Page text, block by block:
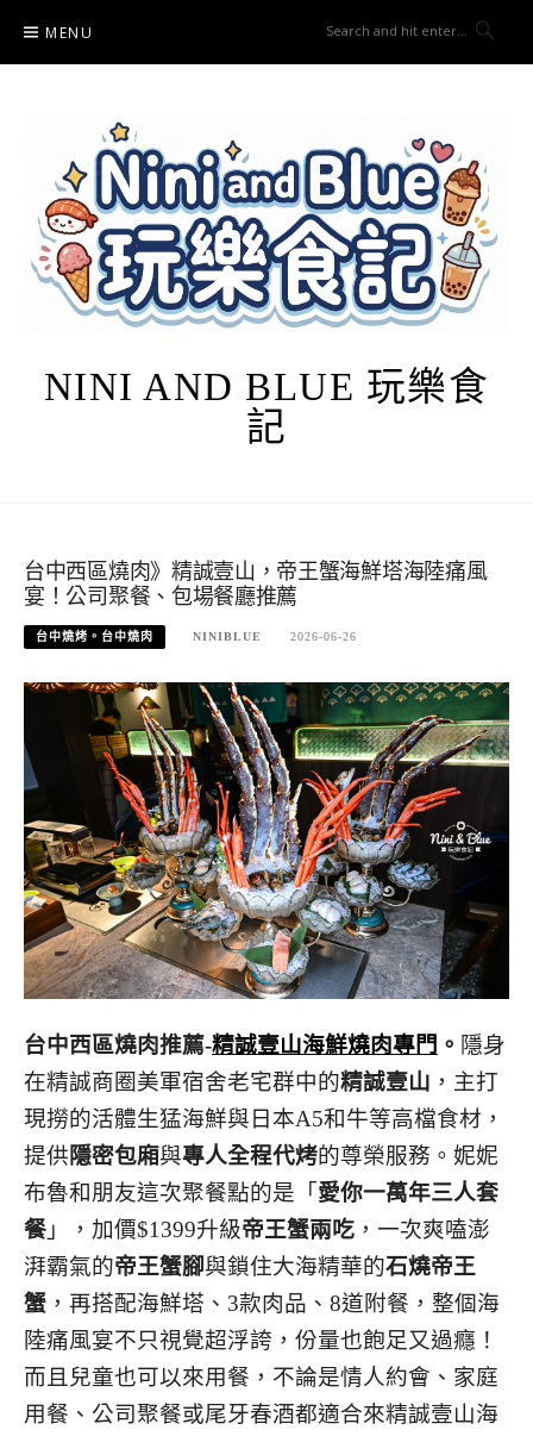
content
MENU
NINI AND BLUE 玩樂食
記
台中西區燒肉》精誠壹山，帝王蟹海鮮塔海陸痛風
宴！公司聚餐、包場餐廳推薦
台中燒烤。台中燒肉 NINIBLUE 2026-06-26
台中西區燒肉推薦-精誠壹山海鮮燒肉專門 。 隱身
在精誠商圈美軍宿舍老宅群中的精誠壹山 ，主打
現撈的活體生猛海鮮與日本A5和牛等高檔食材，
提供隱密包廂與專人全程代烤的尊榮服務。妮妮
布魯和朋友這次聚餐點的是「 愛你一萬年三人套
餐 」，加價$1399升級帝王蟹兩吃 ，一次爽嗑澎
湃霸氣的帝王蟹腳與鎖住大海精華的石燒帝王
蟹 ，再搭配海鮮塔、3款肉品、8道附餐，整個海
陸痛風宴不只視覺超浮誇，份量也飽足又過癮！
而且兒童也可以來用餐，不論是情人約會、家庭
用餐、公司聚餐或尾牙春酒都適合來精誠壹山海